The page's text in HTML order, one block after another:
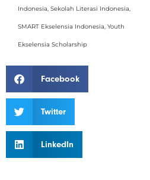
Indonesia, Sekolah Literasi Indonesia,
SMART Ekselensia Indonesia, Youth
Ekselensia Scholarship
Facebook
Twitter
LinkedIn